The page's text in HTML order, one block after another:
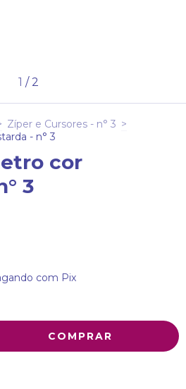
1 / 2
Zíper e Cursores - n° 3 >
- n° 3
cor
3
com Pix